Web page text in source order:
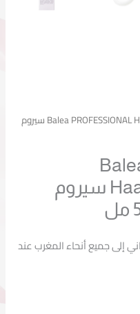
/ Balea PROFESSIONAL Haaarserum Plex Care سيروم
Haaarserum Plex Care سيروم
جميع أنحاء المغرب عند